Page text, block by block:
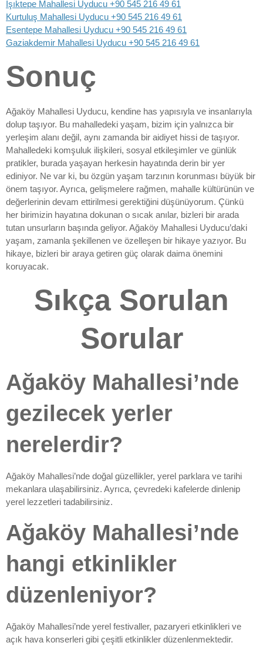
Işıktepe Mahallesi Uyducu +90 545 216 49 61
Kurtuluş Mahallesi Uyducu +90 545 216 49 61
Esentepe Mahallesi Uyducu +90 545 216 49 61
Gaziakdemir Mahallesi Uyducu +90 545 216 49 61
Sonuç
Ağaköy Mahallesi Uyducu, kendine has yapısıyla ve insanlarıyla
dolup taşıyor. Bu mahalledeki yaşam, bizim için yalnızca bir
yerleşim alanı değil, aynı zamanda bir aidiyet hissi de taşıyor.
Mahalledeki komşuluk ilişkileri, sosyal etkileşimler ve günlük
pratikler, burada yaşayan herkesin hayatında derin bir yer
ediniyor. Ne var ki, bu özgün yaşam tarzının korunması büyük bir
önem taşıyor. Ayrıca, gelişmelere rağmen, mahalle kültürünün ve
değerlerinin devam ettirilmesi gerektiğini düşünüyorum. Çünkü
her birimizin hayatına dokunan o sıcak anılar, bizleri bir arada
tutan unsurların başında geliyor. Ağaköy Mahallesi Uyducu’daki
yaşam, zamanla şekillenen ve özelleşen bir hikaye yazıyor. Bu
hikaye, bizleri bir araya getiren güç olarak daima önemini
koruyacak.
Sıkça Sorulan
Sorular
Ağaköy Mahallesi’nde
gezilecek yerler
nerelerdir?
Ağaköy Mahallesi’nde doğal güzellikler, yerel parklara ve tarihi
mekanlara ulaşabilirsiniz. Ayrıca, çevredeki kafelerde dinlenip
yerel lezzetleri tadabilirsiniz.
Ağaköy Mahallesi’nde
hangi etkinlikler
düzenleniyor?
Ağaköy Mahallesi’nde yerel festivaller, pazaryeri etkinlikleri ve
açık hava konserleri gibi çeşitli etkinlikler düzenlenmektedir.